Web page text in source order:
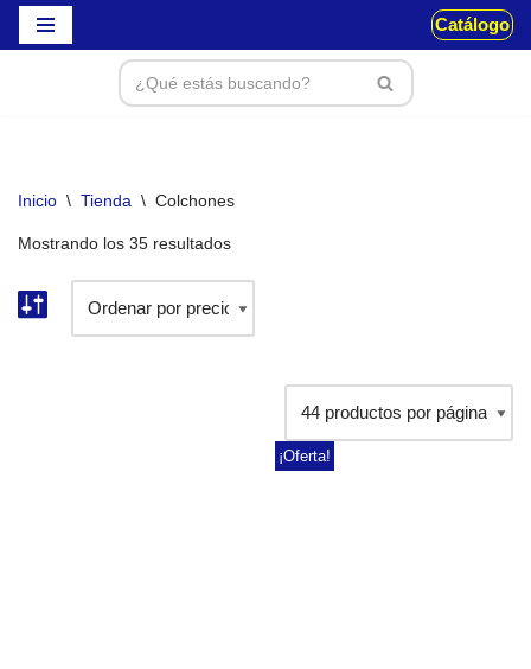
Catálogo
Inicio \ Tienda \ Colchones
Mostrando los 35 resultados
¡Oferta!